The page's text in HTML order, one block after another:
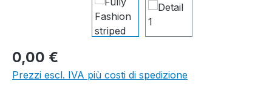
0,00 €
Prezzi escl. IVA più costi di spedizione